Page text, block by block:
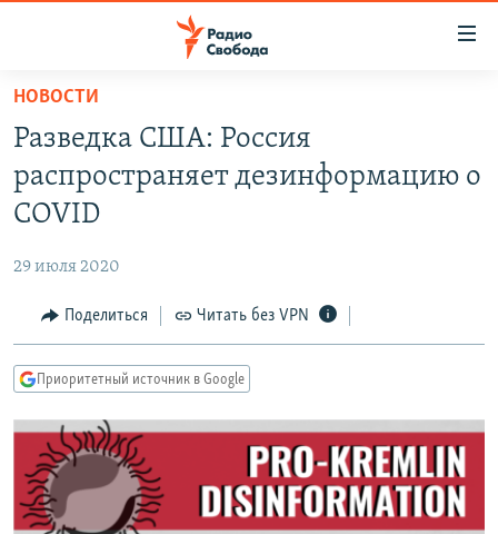
упрощенного
доступа
основному
Вернутся
Вернутся
поиску
ПОДКАСТЫ
АВТОРСКИЕ ПРОЕКТЫ
МНЕНИЯ
КУЛЬТУРА
КАВКАЗ.РЕАЛИИ
СЕВЕР.РЕАЛИИ
СИБИРЬ.РЕАЛИИ
РАСПИСАНИЕ ВЕЩАНИЯ
НОВОСТИ
Разведка США: Россия
распространяет дезинформацию о
COVID
29 июля 2020
Поделиться Читать без VPN
Приоритетный источник в Google